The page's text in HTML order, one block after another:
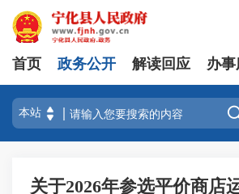
首页 政务公开 解读回应 办
关于2026年参选平价商店